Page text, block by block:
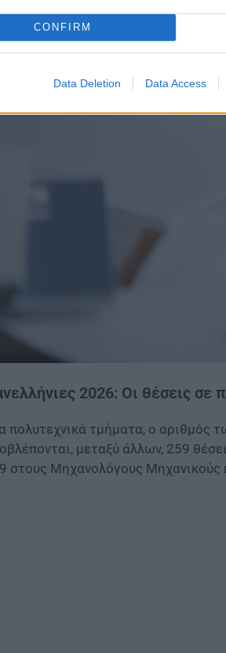
CONFIRM
Data Deletion Data Access
2026: Οι θέσεις σε
πολυτεχνικά τμήματα, ο αριθμός
μεταξύ άλλων, 259
στους Μηχανολόγους Μηχανικούς